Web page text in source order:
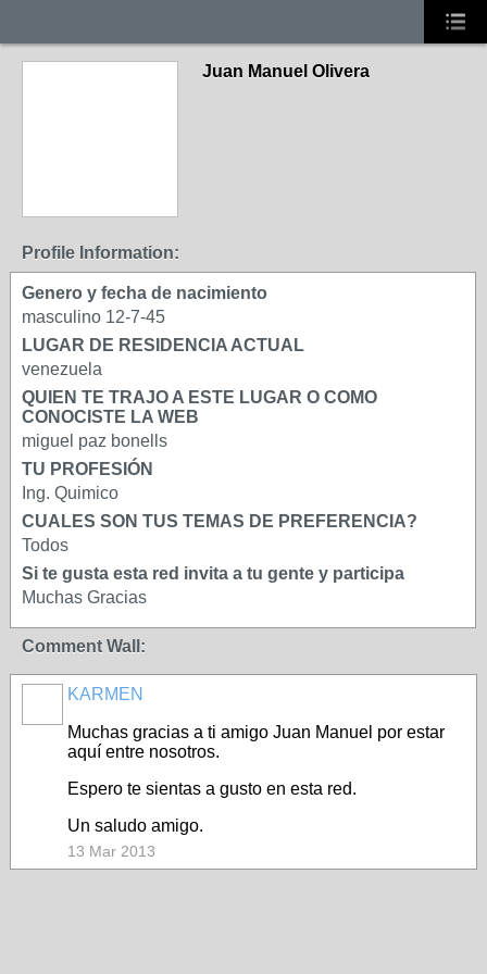
Juan Manuel Olivera
Profile Information:
Genero y fecha de nacimiento
masculino 12-7-45
LUGAR DE RESIDENCIA ACTUAL
venezuela
QUIEN TE TRAJO A ESTE LUGAR O COMO
CONOCISTE LA WEB
miguel paz bonells
TU PROFESIÓN
Ing. Quimico
CUALES SON TUS TEMAS DE PREFERENCIA?
Todos
Si te gusta esta red invita a tu gente y participa
Muchas Gracias
Comment Wall:
KARMEN
Muchas gracias a ti amigo Juan Manuel por estar
aquí entre nosotros.
Espero te sientas a gusto en esta red.
Un saludo amigo.
13 Mar 2013